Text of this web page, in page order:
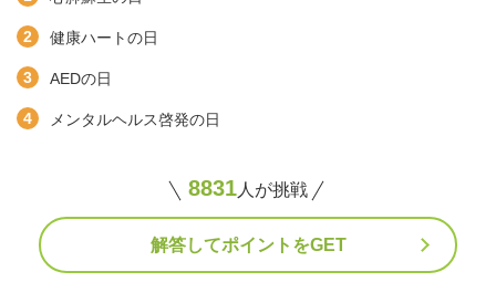
健康ハートの日
AEDの日
メンタルヘルス啓発の日
8831 人が挑戦
解答してポイントをGET